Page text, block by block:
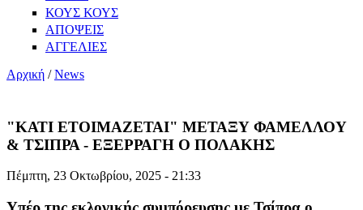
ΚΟΥΣ ΚΟΥΣ
ΑΠΟΨΕΙΣ
ΑΓΓΕΛΙΕΣ
Αρχική /News
"ΚΑΤΙ ΕΤΟΙΜΑΖΕΤΑΙ" ΜΕΤΑΞΥ ΦΑΜΕΛΛΟΥ
& ΤΣΙΠΡΑ - ΕΞΕΡΡΑΓΗ Ο ΠΟΛΑΚΗΣ
Πέμπτη, 23 Οκτωβρίου, 2025 - 21:33